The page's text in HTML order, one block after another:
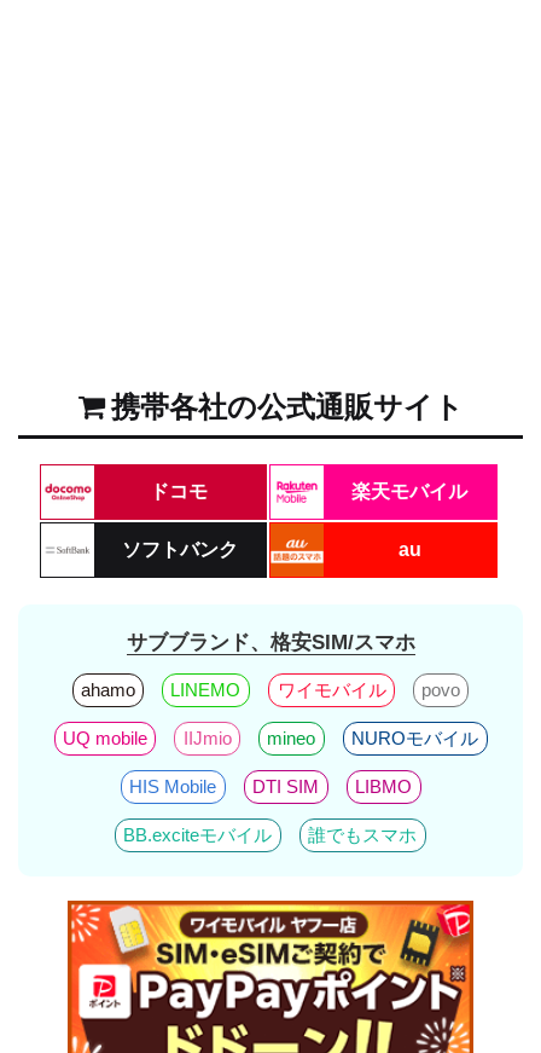
携帯各社の公式通販サイト
ドコモ 楽天モバイル
ソフトバンク au
サブブランド、格安SIM/スマホ
ahamo LINEMO ワイモバイル povo
UQ mobile IIJmio mineo NUROモバイル
HIS Mobile DTI SIM LIBMO
BB.exciteモバイル 誰でもスマホ